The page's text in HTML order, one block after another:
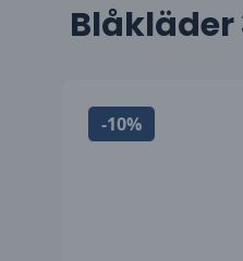
Blåkläder
-10%